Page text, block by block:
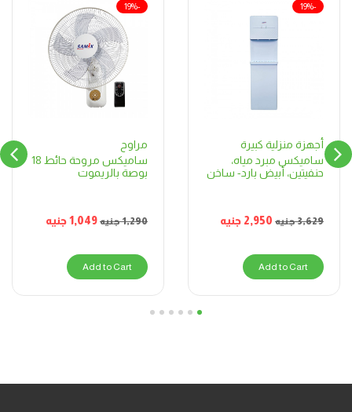
أجهزة منزلية كبيرة
ساميكس مبرد مياه،
حنفيتين، أبيض بارد- ساخن
3,629جنيه 2,950 جنيه
-19%
Add to Cart
مراوح
ساميكس مروحة حائط 18
بوصة بالريموت
1,290جنيه 1,049جنيه
-19%
Add to Cart
1
2